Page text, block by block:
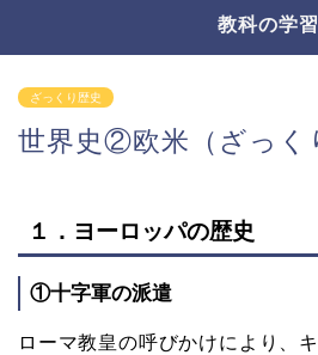
教科の学習
ざっくり歴史
世界史②欧米（ざっく
１．ヨーロッパの歴史
①十字軍の派遣
ローマ教皇の呼びかけにより、